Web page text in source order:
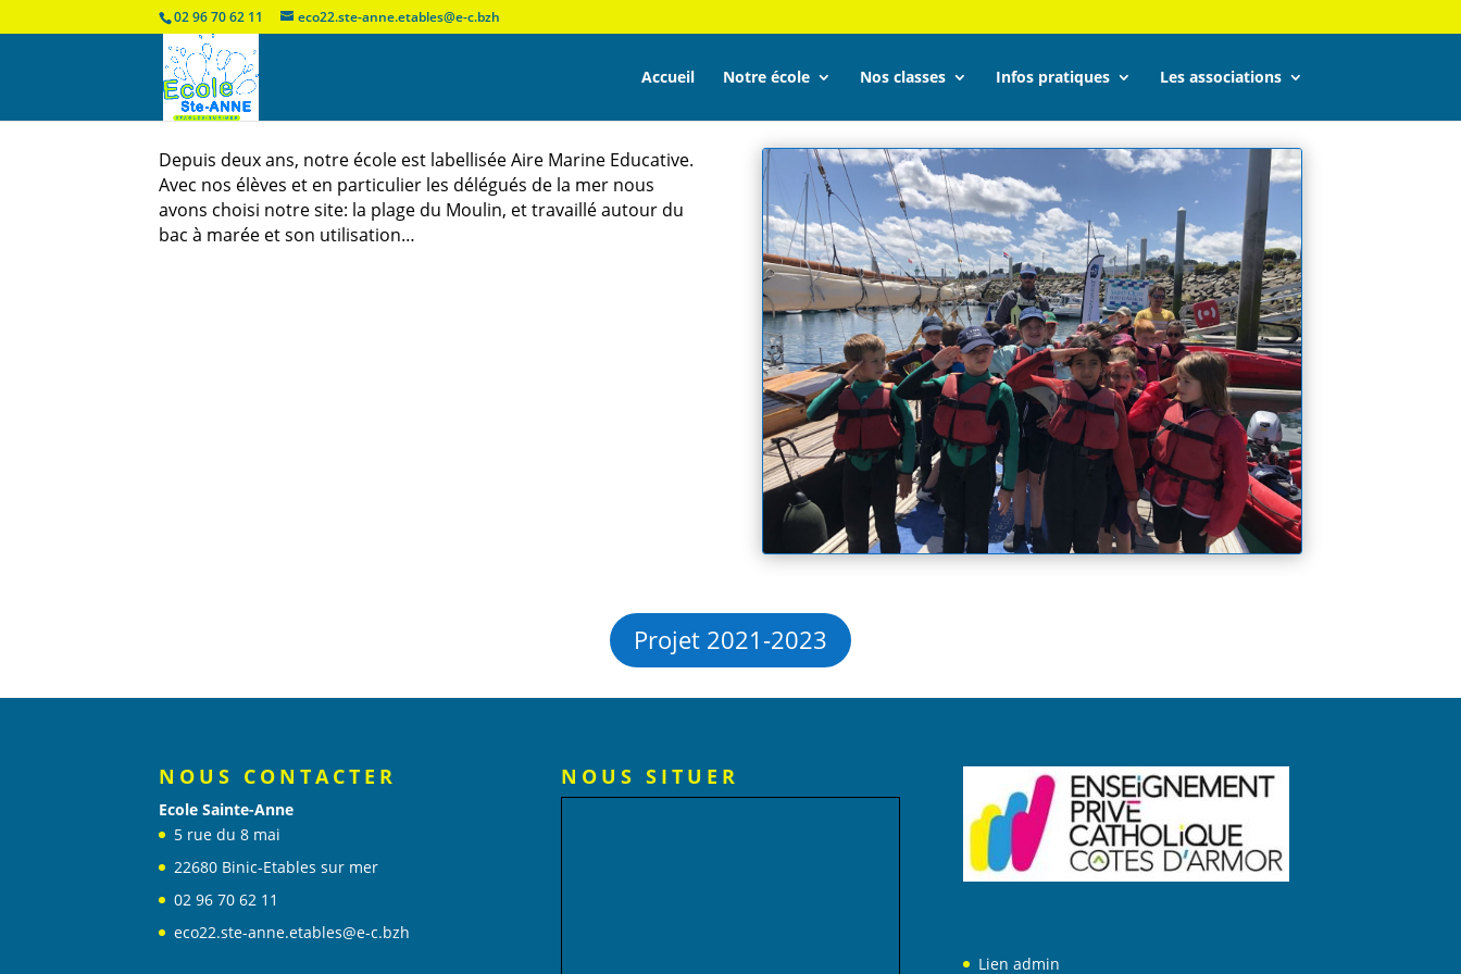
02 96 70 62 11 eco22.ste-anne.etables@e-c.bzh
Accueil Notre école Nos classes Infos pratiques Les associations
Depuis deux ans, notre école est labellisée Aire Marine Educative.
Avec nos élèves et en particulier les délégués de la mer nous
avons choisi notre site: la plage du Moulin, et travaillé autour du
bac à marée et son utilisation…
Projet 2021-2023
NOUS CONTACTER
Ecole Sainte-Anne
5 rue du 8 mai
22680 Binic-Etables sur mer
02 96 70 62 11
eco22.ste-anne.etables@e-c.bzh
NOUS SITUER
Lien admin